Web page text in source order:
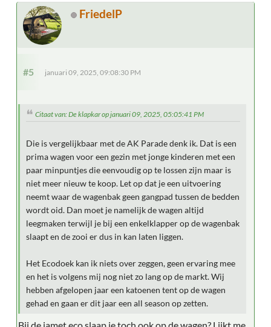
FriedelP
#5 januari 09, 2025, 09:08:30 PM
Citaat van: De klapkar op januari 09, 2025, 05:05:41 PM
Die is vergelijkbaar met de AK Parade denk ik. Dat is een
prima wagen voor een gezin met jonge kinderen met een
paar minpuntjes die eenvoudig op te lossen zijn maar is
niet meer nieuw te koop. Let op dat je een uitvoering
neemt waar de wagenbak geen gangpad tussen de bedden
wordt oid. Dan moet je namelijk de wagen altijd
leegmaken terwijl je bij een enkelklapper op de wagenbak
slaapt en de zooi er dus in kan laten liggen.
Het Ecodoek kan ik niets over zeggen, geen ervaring mee
en het is volgens mij nog niet zo lang op de markt. Wij
hebben afgelopen jaar een katoenen tent op de wagen
gehad en gaan er dit jaar een all season op zetten.